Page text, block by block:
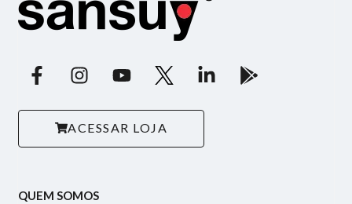
ACESSAR LOJA
QUEM SOMOS